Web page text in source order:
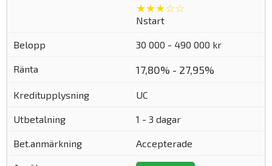
★★★☆☆
Nstart
30 000 - 490 000 kr
17,80% - 27,95%
UC
1 - 3 dagar
Accepterade